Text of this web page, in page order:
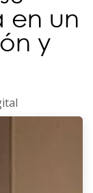
en un
y